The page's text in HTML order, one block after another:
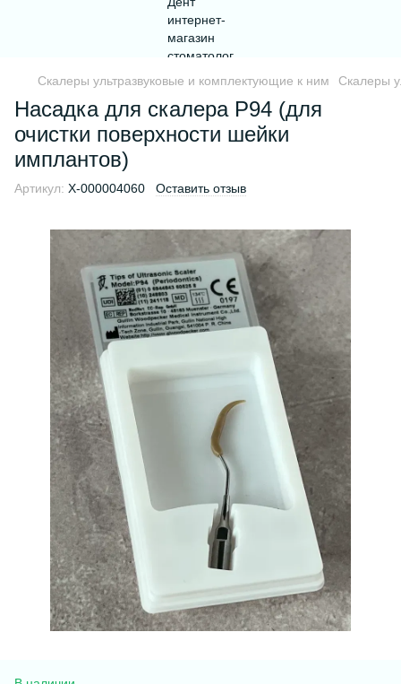
Скалеры ультразвуковые и комплектующие к ним Скалеры
Насадка для скалера P94 (для
очистки поверхности шейки
имплантов)
Артикул: Х-000004060 Оставить отзыв